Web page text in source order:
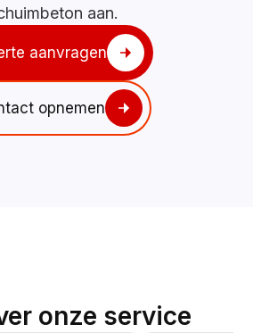
aan.
aanvragen
opnemen
onze service